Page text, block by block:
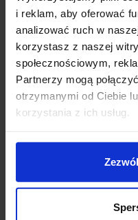
i reklam, aby oferować
analizować ruch w
korzystasz z naszej
społecznościowym,
Partnerzy mogą
otrzymanymi od Ciebie
korzystania z ich usług.
phone +48 694 000 777,
email sklep@salonled.pl
Metody płatności
Zapytaj o produkt